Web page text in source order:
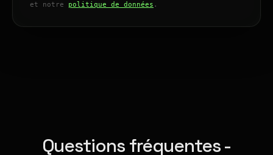
et notre politique de données .
Questions fréquentes -